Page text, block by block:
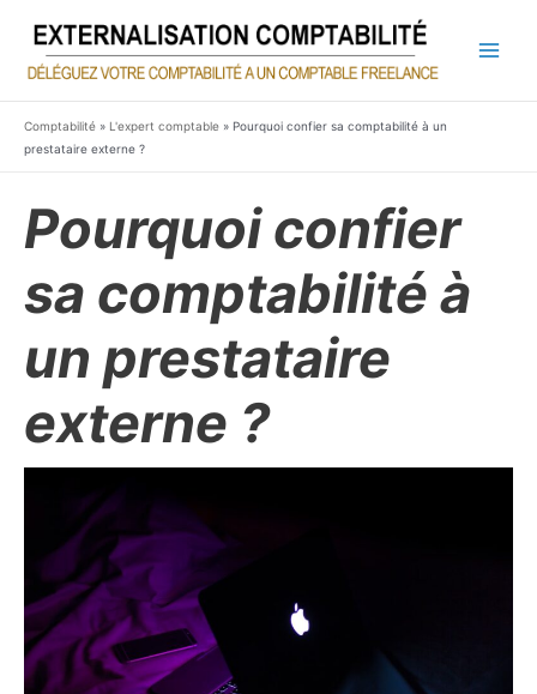
contenu
Comptabilité » L'expert comptable » Pourquoi confier sa comptabilité à un
prestataire externe ?
Pourquoi confier
sa comptabilité à
un prestataire
externe ?